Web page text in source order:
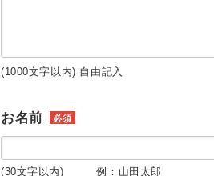
(1000文字以内) 自由記入
お名前 必須
(30文字以内) 例：山田太郎